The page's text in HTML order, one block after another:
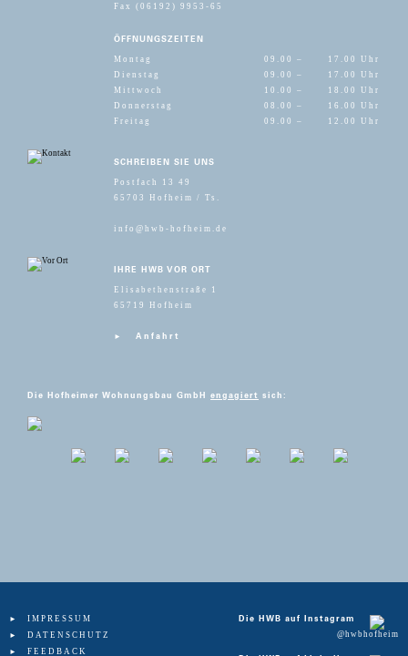
Fax (06192) 9953-65
ÖFFNUNGSZEITEN
Montag 09.00 –
17.00 Uhr
Dienstag
09.00 –
17.00 Uhr
Mittwoch
10.00 –
18.00 Uhr
Donnerstag
08.00 –
16.00 Uhr
Freitag
09.00 – 12.00 Uhr
SCHREIBEN SIE UNS
Postfach 13 49
65703 Hofheim / Ts.
info@hwb-hofheim.de
IHRE HWB VOR ORT
Elisabethenstraße 1
65719 Hofheim
Anfahrt
Die Hofheimer Wohnungsbau GmbH engagiert sich:
Die HWB auf Instagram
@hwbhofheim
IMPRESSUM
DATENSCHUTZ
FEEDBACK